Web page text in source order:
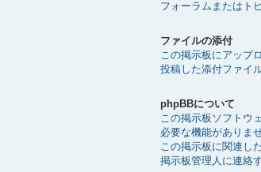
フォーラムまたはト
ファイルの添付
この掲示板にアップ
投稿した添付ファイ
phpBBについて
この掲示板ソフトウ
必要な機能がありま
この掲示板に関連し
掲示板管理人に連絡